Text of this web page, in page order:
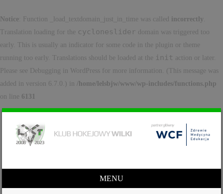
Notice : Function _load_textdomain_just_in_time was called incorrectly
Translation loading for the cycloneslider domain was triggered too
early. This is usually an indicator for some code in the plugin or theme
running too early. Translations should be loaded at the init action or later.
Please see
Debugging in WordPress for more information. (This message was
added in version 6.7.0.) in /home/lelsbjw/www/wp-includes/functions.php
on line 6131
MENU